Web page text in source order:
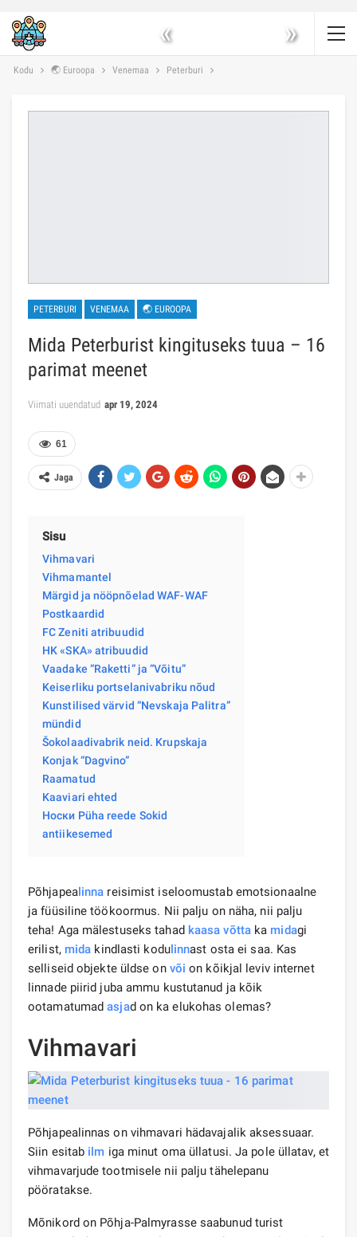
« »
Kodu 🌏 Euroopa Venemaa Peterburi
PETERBURI VENEMAA 🌏 EUROOPA
Mida Peterburist kingituseks tuua – 16
parimat meenet
Viimati uuendatud apr 19, 2024
61
Jaga
Sisu
Vihmavari
Vihmamantel
Märgid ja nööpnõelad WAF-WAF
Postkaardid
FC Zeniti atribuudid
HK «SKA» atribuudid
Vaadake “Raketti” ja “Võitu”
Keiserliku portselanivabriku nõud
Kunstilised värvid “Nevskaja Palitra”
mündid
Šokolaadivabrik neid. Krupskaja
Konjak “Dagvino”
Raamatud
Kaaviari ehted
Носки Püha reede Sokid
antiikesemed
Põhjapealinna reisimist iseloomustab emotsionaalne
ja füüsiline töökoormus. Nii palju on näha, nii palju
teha! Aga mälestuseks tahad kaasa võttaka midagi
erilist, mida kindlasti kodulinnast osta ei saa. Kas
selliseid objekte üldse on või on kõikjal leviv internet
linnade piirid juba ammu kustutanud ja kõik
ootamatumadasjad on ka elukohas olemas?
Vihmavari
Põhjapealinnas on vihmavari hädavajalik aksessuaar.
Siin esitab ilm iga minut oma üllatusi. Ja pole üllatav, et
vihmavarjude tootmisele nii palju tähelepanu
pööratakse.
Mõnikord on Põhja-Palmyrasse saabunud turist